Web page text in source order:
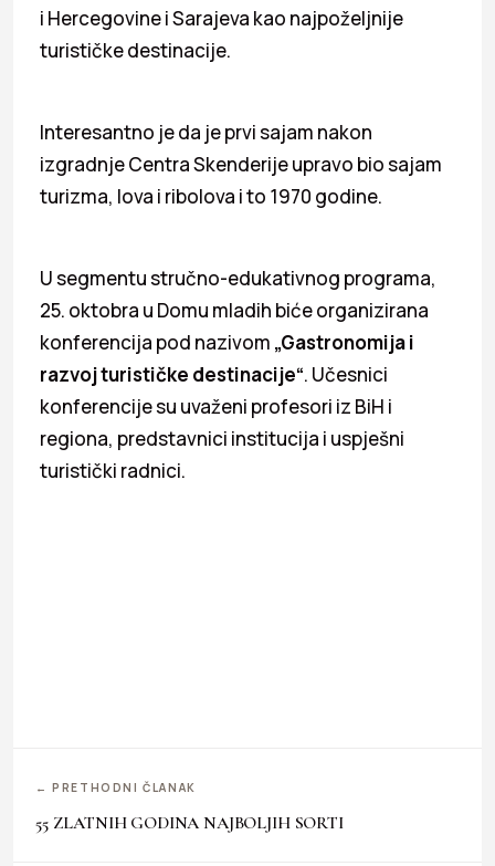
i Hercegovine i Sarajeva kao najpoželjnije
turističke destinacije.
Interesantno je da je prvi sajam nakon
izgradnje Centra Skenderije upravo bio sajam
turizma, lova i ribolova i to 1970 godine.
U segmentu stručno-edukativnog programa,
25. oktobra u Domu mladih biće organizirana
konferencija pod nazivom „Gastronomija i
razvoj turističke destinacije“. Učesnici
konferencije su uvaženi profesori iz BiH i
regiona, predstavnici institucija i uspješni
turistički radnici.
← PRETHODNI ČLANAK
55 ZLATNIH GODINA NAJBOLJIH SORTI